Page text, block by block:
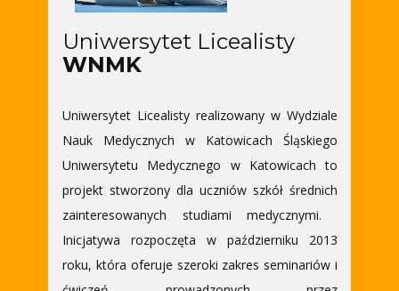
Uniwersytet Licealisty
WNMK
Uniwersytet Licealisty realizowany w Wydziale
Nauk Medycznych w Katowicach Śląskiego
Uniwersytetu Medycznego w Katowicach to
projekt stworzony dla uczniów szkół średnich
zainteresowanych studiami medycznymi. ​
Inicjatywa rozpoczęta w październiku 2013
roku, która oferuje szeroki zakres seminariów i